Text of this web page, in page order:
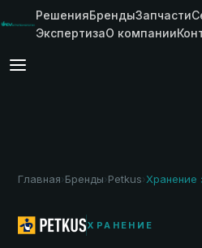
РешенияБрендыЗапчасти
ЭкспертизаО компании
Главная› Бренды› Petkus› Хранение
ХРАНЕНИЕ